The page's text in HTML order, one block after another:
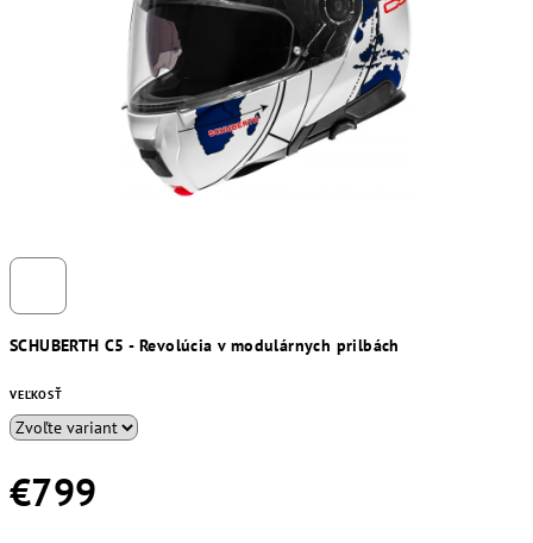
SCHUBERTH C5 - Revolúcia v modulárnych prilbách
VEĽKOSŤ
€799